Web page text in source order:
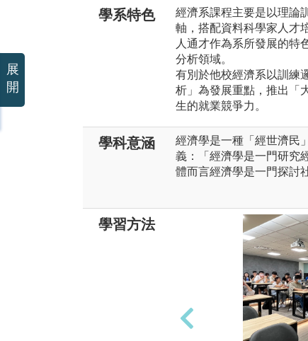
學系特色
經濟系課程主要是以理論
軸，搭配資料科學家人才
人通才作為系所發展的特
分析領域。
有別於他校經濟系以訓練
析」為發展重點，推出「
生的就業競爭力。
學科意涵
經濟學是一種「經世濟民
義：「經濟學是一門研究
體而言經濟學是一門探討
學習方法
展
開